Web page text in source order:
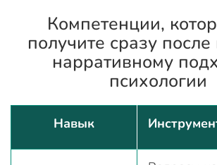
Компетенции,
получите сразу после
нарративному
психологии
Навык